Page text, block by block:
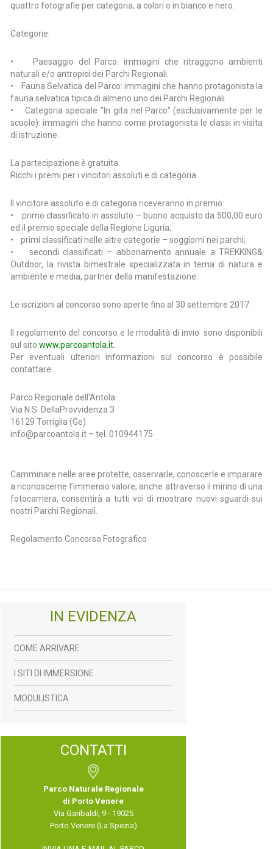
quattro fotografie per categoria, a colori o in bianco e nero.
Categorie:
• Paesaggio del Parco: immagini che ritraggono ambienti
naturali e/o antropici dei Parchi Regionali.
• Fauna Selvatica del Parco: immagini che hanno protagonista la
fauna selvatica tipica di almeno uno dei Parchi Regionali.
• Categoria speciale “In gita nel Parco” (esclusivamente per le
scuole): immagini che hanno come protagonista le classi in visita
di istruzione.
La partecipazione è gratuita.
Ricchi i premi per i vincitori assoluti e di categoria.
Il vincitore assoluto e di categoria riceveranno in premio:
• primo classificato in assoluto – buono acquisto da 500,00 euro
ed il premio speciale della Regione Liguria;
• primi classificati nelle altre categorie – soggiorni nei parchi;
• secondi classificati – abbonamento annuale a TREKKING&
Outdoor, la rivista bimestrale specializzata in tema di natura e
ambiente e media, partner della manifestazione.
Le iscrizioni al concorso sono aperte fino al 30 settembre 2017.
Il regolamento del concorso e le modalità di invio sono disponibili
sul sito www.parcoantola.it
Per eventuali ulteriori informazioni sul concorso è possibile
contattare:
Parco Regionale dell'Antola
Via N.S. DellaProvvidenza 3
16129 Torriglia (Ge)
info@parcoantola.it – tel. 010944175
Camminare nelle aree protette, osservarle, conoscerle e imparare
a riconoscerne l’immenso valore, anche attraverso il mirino di una
fotocamera, consentirà a tutti voi di mostrare nuovi sguardi sui
nostri Parchi Regionali.
Regolamento Concorso Fotografico
CONTATTI
Parco Naturale Regionale
di Porto Venere
Via Garibaldi, 9 - 19025
Porto Venere (La Spezia)
IN EVIDENZA
COME ARRIVARE
I SITI DI IMMERSIONE
MODULISTICA